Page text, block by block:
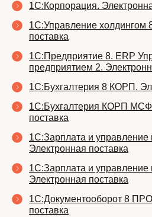
1С:Корпорация.
1С:Управление холдингом
поставка
1С:Предприятие 8. ERP
предприятием 2.
1С:Бухгалтерия 8 КОРП.
1С:Бухгалтерия КОРП
поставка
1С:Зарплата и
Электронная поставка
1С:Зарплата и
Электронная поставка
1С:Документооборот 8
поставка